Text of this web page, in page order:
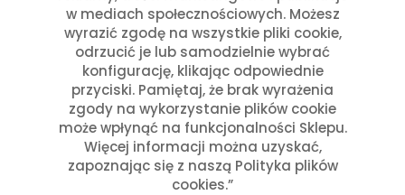
w mediach społecznościowych. Możesz
wyrazić zgodę na wszystkie pliki cookie,
odrzucić je lub samodzielnie wybrać
konfigurację, klikając odpowiednie
przyciski. Pamiętaj, że brak wyrażenia
zgody na wykorzystanie plików cookie
może wpłynąć na funkcjonalności Sklepu.
Więcej informacji można uzyskać,
zapoznając się z naszą Polityka plików
cookies.”
Aktualności z Meksyku(7)
Ciekawostki Turystyczne(4)
Kultura i Historia Meksyku(10)
Potrawy i Gastronomia(11)
Święta Meksykańskie(7)
Święta w Polsce i Meksyku(3)